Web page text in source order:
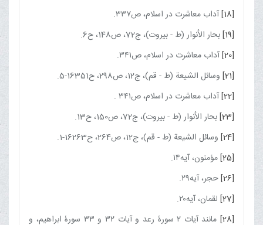
[18]آداب معاشرت در اسلام، ص۳۳۷.
[19]بحار الأنوار (ط - بیروت)، ج‏72، ص148، ح6.
[20]آداب معاشرت در اسلام، ص۳۴۱.
[21] وسائل الشیعة (ط - قم)، ج‏12، ص298، ح16351-5.
[22]آداب معاشرت در اسلام، ص۳۴۱ .
[23]بحار الأنوار (ط - بیروت)، ج‏72، ص150، ح13.
[24] وسائل الشیعة (ط - قم)، ج‏12، ص264، ح16263-1.
[25]مؤمنون، آیه۱۴.
[26]حجر، آیه۲۹.
[27] لقمان، آیه۲۰.
[28]
مانند آیات ۲ سورۀ رعد و آیات ۳۲ و ۳۳ سورۀ ابراهیم، و